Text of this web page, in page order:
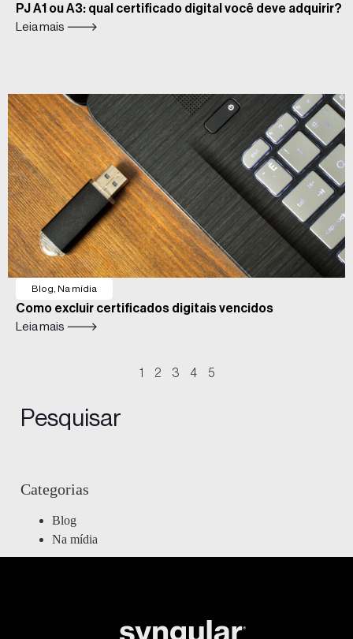
PJ A1 ou A3: qual certificado digital você deve adquirir?
Leia mais 🡒
Blog Na mídia
Como excluir certificados digitais vencidos
Leia mais 🡒
1 2 3 4 5
Pesquisar
Categorias
Blog
Na mídia